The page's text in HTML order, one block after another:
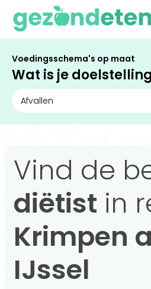
Voedingsschema's op maat
Wat is je
Vind de
diëtist in
Krimpen
IJssel